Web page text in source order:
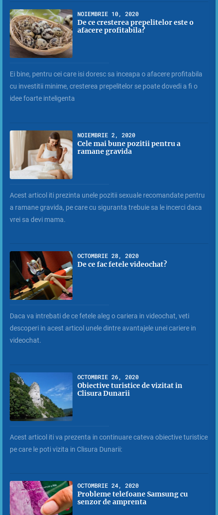
NOIEMBRIE 10, 2020
De ce cresterea prepelitelor este o
afacere profitabila?
Ei bine, pentru cei care isi doresc sa inceapa o afacere profitabila
cu investitii minime, cresterea prepelitelor se poate dovedi a fi o
idee foarte inteligenta
NOIEMBRIE 2, 2020
Cele mai bune pozitii pentru a
ramane gravida
Acest articol iti prezinta unele pozitii sexuale recomandate pentru
a ramane gravida, pe care cu siguranta trebuie sa le incerci daca
vrei sa devi mama.
OCTOMBRIE 28, 2020
De ce fac fetele videochat?
Daca va intrebati de ce fetele aleg o cariera in videochat, veti
descoperi in acest articol unele dintre avantajele unei cariere in
videochat.
OCTOMBRIE 26, 2020
Obiective turistice de vizitat in
Clisura Dunarii
Acest articol iti va prezenta in continuare cateva obiective turistice
pe care le poti vizita in Clisura Dunarii:
OCTOMBRIE 24, 2020
Probleme telefoane Samsung cu
senzor de amprenta